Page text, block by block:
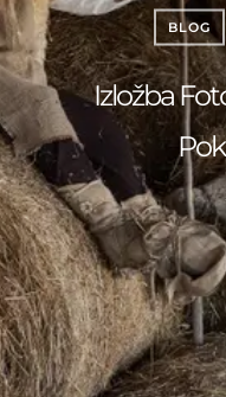
BLOG
Izložba